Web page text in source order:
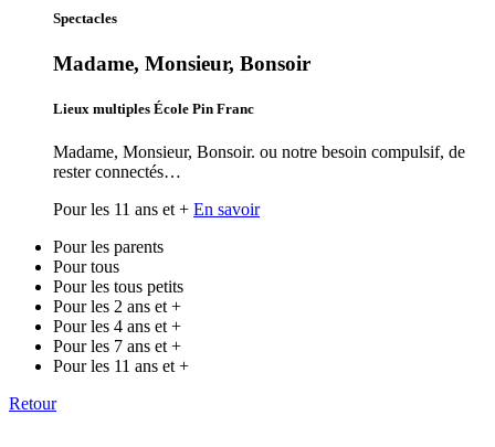
Spectacles
Madame, Monsieur, Bonsoir
Lieux multiples École Pin Franc
Madame, Monsieur, Bonsoir. ou notre besoin compulsif, de
rester connectés…
Pour les 11 ans et + En savoir
Pour les parents
Pour tous
Pour les tous petits
Pour les 2 ans et +
Pour les 4 ans et +
Pour les 7 ans et +
Pour les 11 ans et +
Retour